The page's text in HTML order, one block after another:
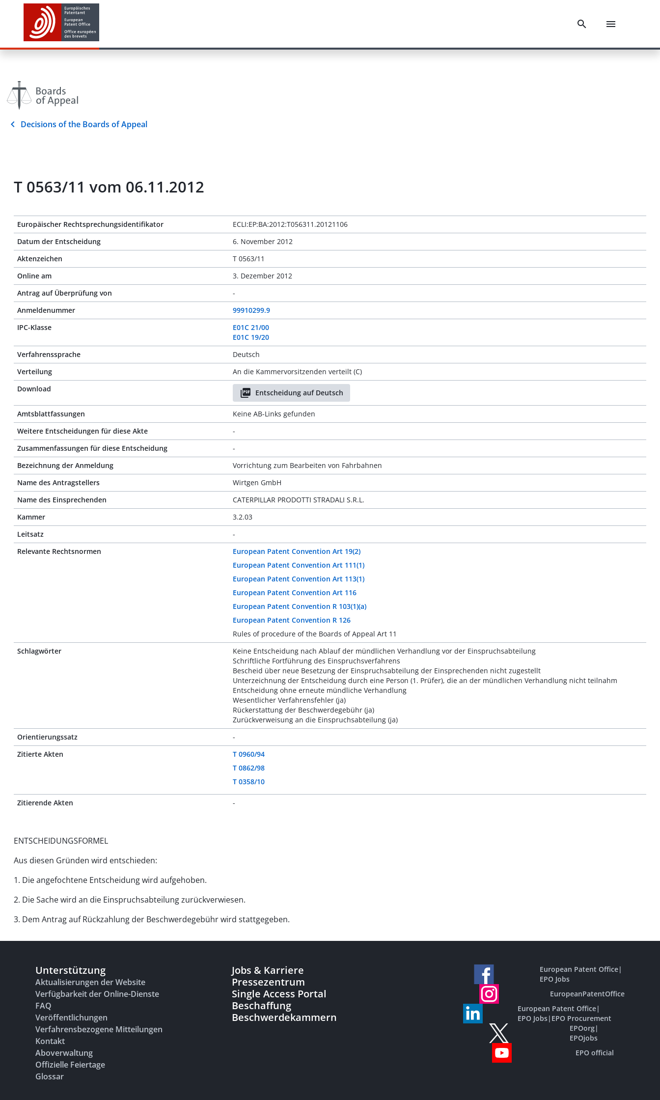
Decisions of the Boards of Appeal
T 0563/11 vom 06.11.2012
Europäischer Rechtsprechungsidentifikator
ECLI:EP:BA:2012:T056311.20121106
Datum der Entscheidung
6. November 2012
Aktenzeichen
T 0563/11
Online am
3. Dezember 2012
Antrag auf Überprüfung von
-
Anmeldenummer
99910299.9
IPC-Klasse
E01C 21/00
E01C 19/20
Verfahrenssprache
Deutsch
Verteilung
An die Kammervorsitzenden verteilt (C)
Download
Entscheidung auf Deutsch
Amtsblattfassungen
Keine AB-Links gefunden
Weitere Entscheidungen für diese Akte
-
Zusammenfassungen für diese Entscheidung
-
Bezeichnung der Anmeldung
Vorrichtung zum Bearbeiten von Fahrbahnen
Name des Antragstellers
Wirtgen GmbH
Name des Einsprechenden
CATERPILLAR PRODOTTI STRADALI S.R.L.
Kammer
3.2.03
Leitsatz
-
Relevante Rechtsnormen
European Patent Convention Art 19(2)
European Patent Convention Art 111(1)
European Patent Convention Art 113(1)
European Patent Convention Art 116
European Patent Convention R 103(1)(a)
European Patent Convention R 126
Rules of procedure of the Boards of Appeal Art 11
Schlagwörter
Keine Entscheidung nach Ablauf der mündlichen Verhandlung vor der Einspruchsabteilung
Schriftliche Fortführung des Einspruchsverfahrens
Bescheid über neue Besetzung der Einspruchsabteilung der Einsprechenden nicht zugestellt
Unterzeichnung der Entscheidung durch eine Person (1. Prüfer), die an der mündlichen Verhandlung nicht teilnahm
Entscheidung ohne erneute mündliche Verhandlung
Wesentlicher Verfahrensfehler (ja)
Rückerstattung der Beschwerdegebühr (ja)
Zurückverweisung an die Einspruchsabteilung (ja)
Orientierungssatz
-
Zitierte Akten
T 0960/94
T 0862/98
T 0358/10
Zitierende Akten -
ENTSCHEIDUNGSFORMEL
Aus diesen Gründen wird entschieden:
1. Die angefochtene Entscheidung wird aufgehoben.
2. Die Sache wird an die Einspruchsabteilung zurückverwiesen.
3. Dem Antrag auf Rückzahlung der Beschwerdegebühr wird stattgegeben.
Unterstützung
Aktualisierungen der Website
Verfügbarkeit der Online-Dienste
FAQ
Veröffentlichungen
Verfahrensbezogene Mitteilungen
Kontakt
Aboverwaltung
Offizielle Feiertage
Glossar
Jobs & Karriere
Pressezentrum
Single Access Portal
Beschaffung
Beschwerdekammern
European Patent Office|
EPO Jobs
EuropeanPatentOffice
European Patent Office|
EPO Jobs| EPO Procurement
EPOorg|
EPOjobs
EPO official